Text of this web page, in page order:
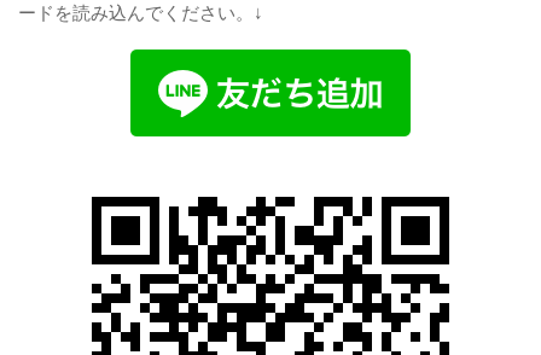
ードを読み込んでください。↓